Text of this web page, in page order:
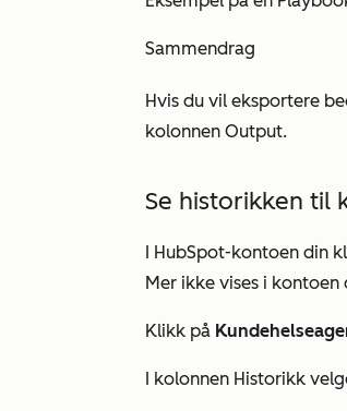
Sammendrag
Hvis du vil eksportere
kolonnen Output.
Se historikken til
I HubSpot-kontoen din
Mer ikke vises i
Klikk på
I kolonnen Historikk